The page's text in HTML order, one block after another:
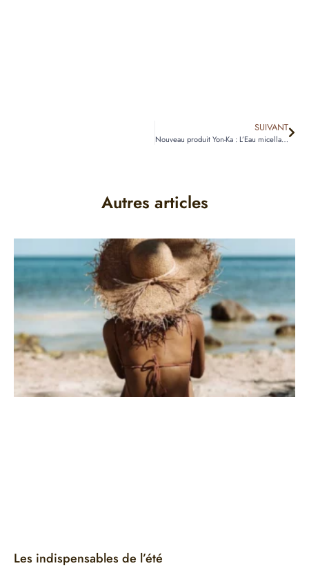
SUIVANT
Nouveau produit Yon-Ka : L’Eau micellaire
Autres articles
Les indispensables de l’été